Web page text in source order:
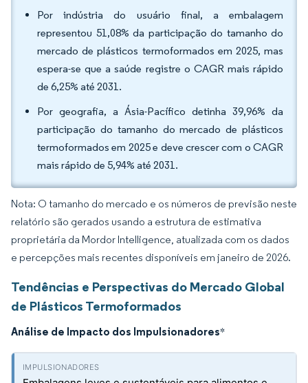
Por indústria do usuário final, a embalagem
representou 51,08% da participação do tamanho do
mercado de plásticos termoformados em 2025, mas
espera-se que a saúde registre o CAGR mais rápido
de 6,25% até 2031.
Por geografia, a Ásia-Pacífico detinha 39,96% da
participação do tamanho do mercado de plásticos
termoformados em 2025 e deve crescer com o CAGR
mais rápido de 5,94% até 2031.
Nota: O tamanho do mercado e os números de previsão neste
relatório são gerados usando a estrutura de estimativa
proprietária da Mordor Intelligence, atualizada com os dados
e percepções mais recentes disponíveis em janeiro de 2026.
Tendências e Perspectivas do Mercado Global
de Plásticos Termoformados
Análise de Impacto dos Impulsionadores*